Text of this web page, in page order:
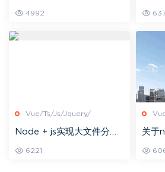
4992
Vue/Ts/Js/Jquery/
Node + js实现大文件分片
【转载】
6221
关于